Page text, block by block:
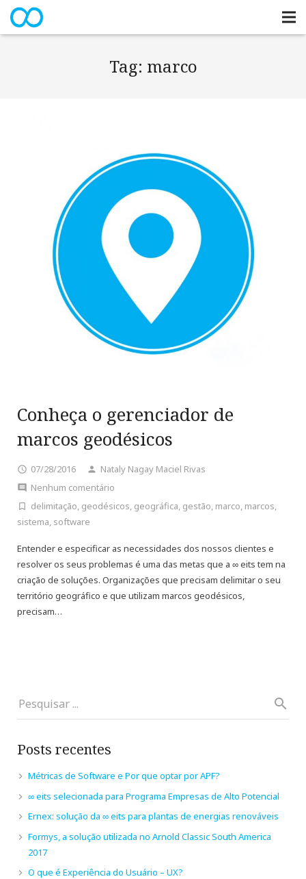
Tag: marco
Conheça o gerenciador de
marcos geodésicos
07/28/2016
Nataly Nagay Maciel Rivas
Nenhum comentário
delimitação, geodésicos, geográfica, gestão, marco, marcos,
sistema, software
Entender e especificar as necessidades dos nossos clientes e
resolver os seus problemas é uma das metas que a ∞ eits tem na
criação de soluções. Organizações que precisam delimitar o seu
território geográfico e que utilizam marcos geodésicos,
precisam…
Posts recentes
Métricas de Software e Por que optar por APF?
∞ eits selecionada para Programa Empresas de Alto Potencial
Ernex: solução da ∞ eits para plantas de energias renováveis
Formys, a solução utilizada no Arnold Classic South America
2017
O que é Experiência do Usuário – UX?